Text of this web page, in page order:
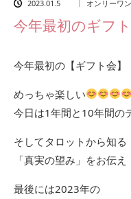
2023.01.5 オンリーワ
今年最初のギフ
今年最初の【ギフト会】
めっちゃ楽しい
今日は1年間と10年間の
そしてタロットから知る
「真実の望み」をお伝え
最後には2023年の